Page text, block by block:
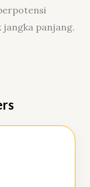
jangka panjang.